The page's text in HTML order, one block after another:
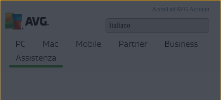
Accedi ad AVG Account
PC Mac Mobile Partner
Business
Assistenza